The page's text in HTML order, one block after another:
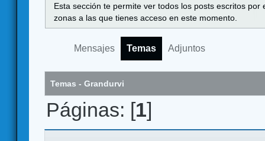
Esta sección te permite ver todos los posts escritos
zonas a las que tienes acceso en este momento.
Mensajes Temas Adjuntos
Temas - Grandurvi
Páginas: [1]